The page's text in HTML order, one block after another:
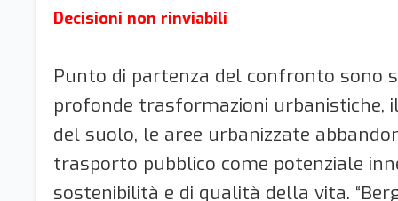
Decisioni non rinviabili
Punto di partenza del confronto sono
profonde trasformazioni urbanistiche,
del suolo, le aree urbanizzate
trasporto pubblico come potenziale
sostenibilità e di qualità della vita.